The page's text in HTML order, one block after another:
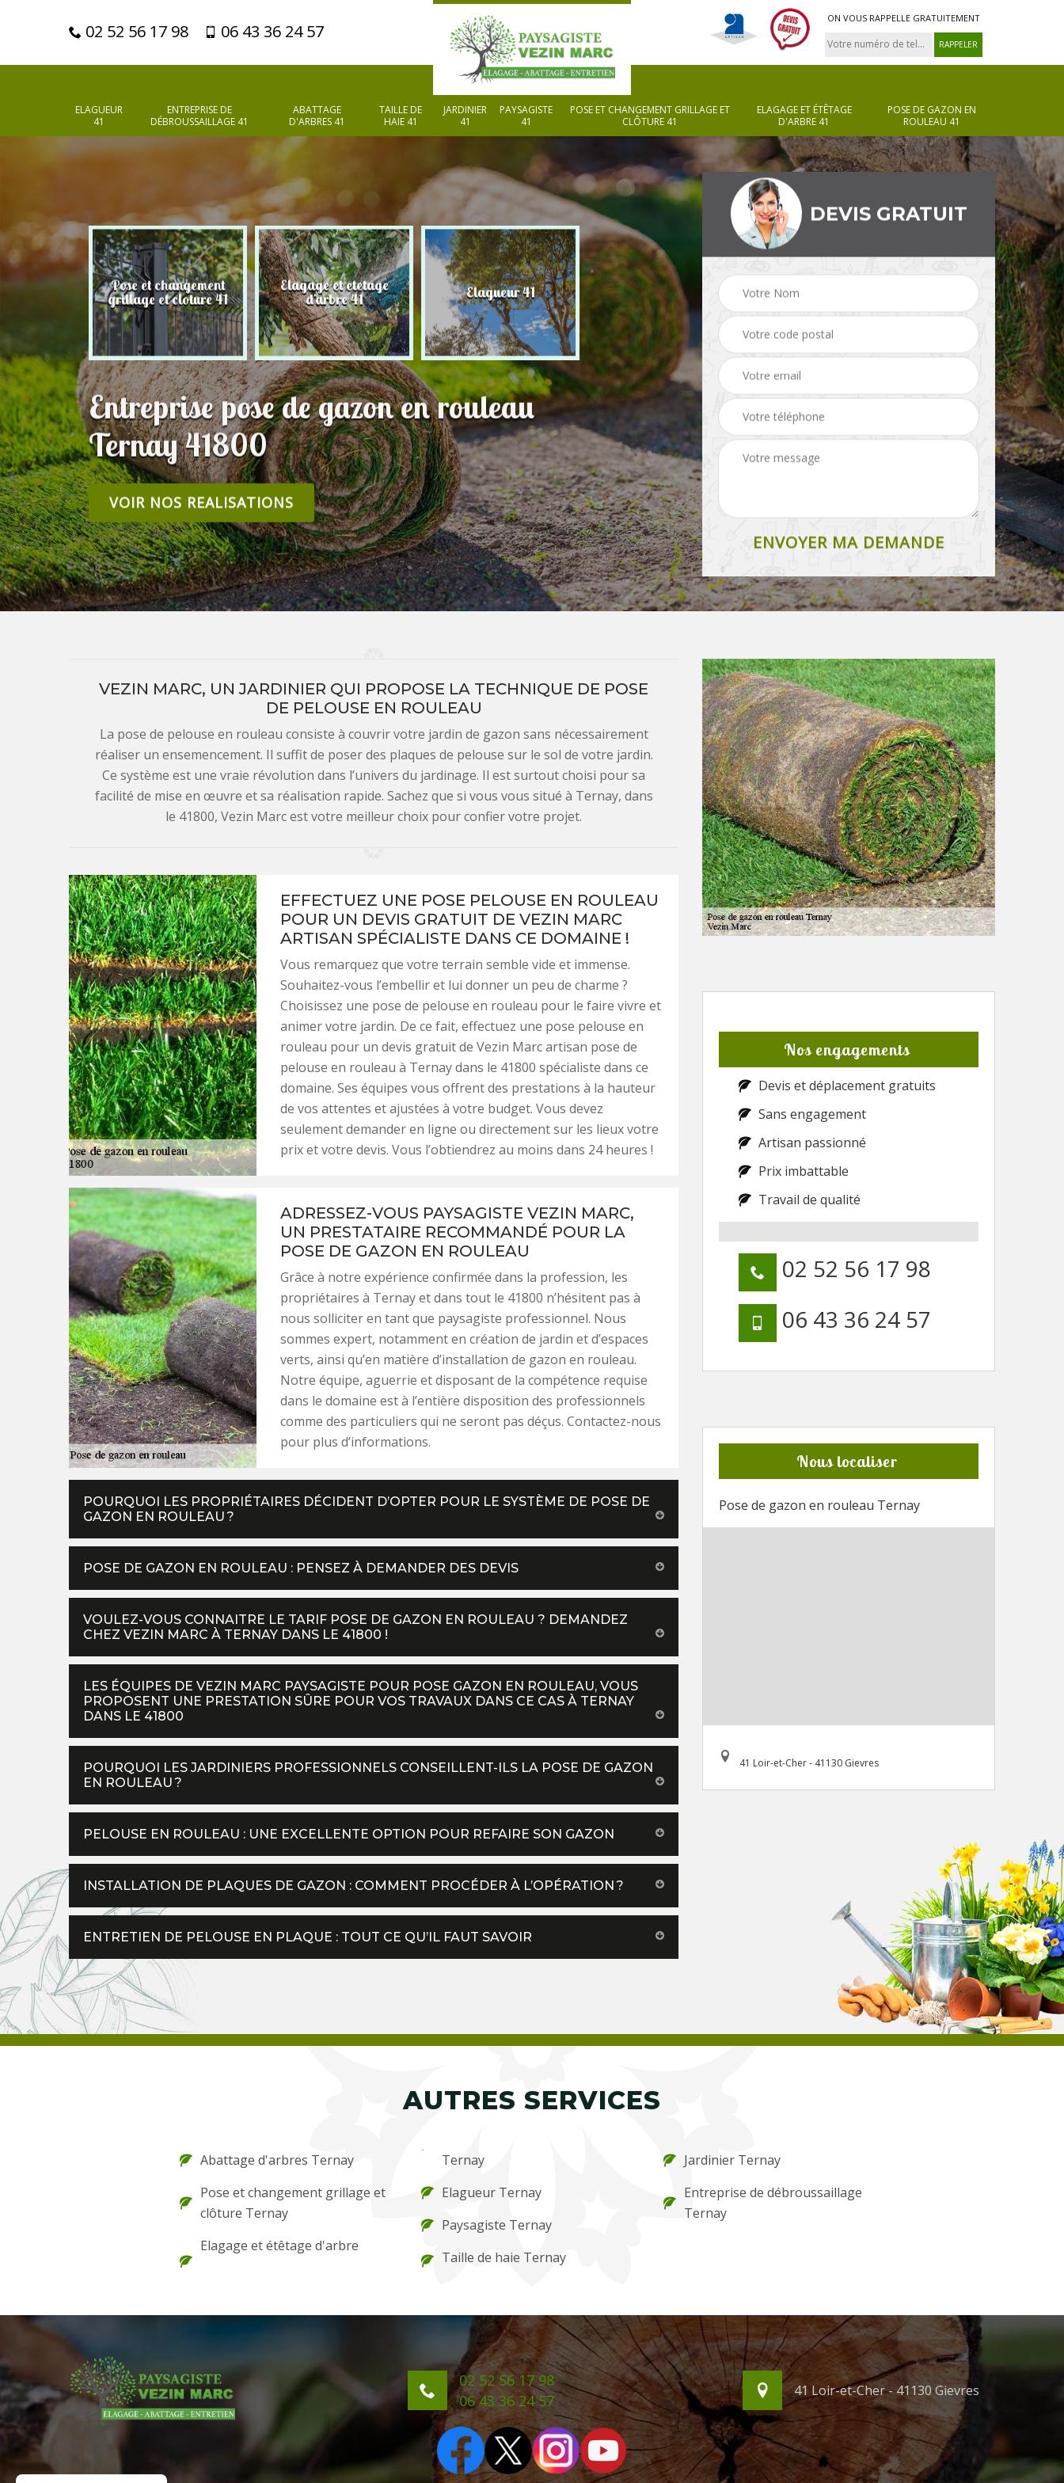
02 52 56 17 98 06 43 36 24 57
ON VOUS RAPPELLE GRATUITEMENT
ELAGUEUR
41
ENTREPRISE DE
DÉBROUSSAILLAGE 41
ABATTAGE
D'ARBRES 41
TAILLE DE
HAIE 41
JARDINIER
41
PAYSAGISTE
41
POSE ET CHANGEMENT GRILLAGE ET
CLÔTURE 41
ELAGAGE ET ÉTÊTAGE
D'ARBRE 41
POSE DE GAZON EN
ROULEAU 41
41 Pose et changement
grillage et cloture 41
Elagage et etetage
d'arbre 41 Elagueur 41 Paysagiste 41 Taille de haie 41
Entreprise pose de gazon en rouleau
Ternay 41800
VOIR NOS REALISATIONS
DEVIS GRATUIT
VEZIN MARC, UN JARDINIER QUI PROPOSE LA TECHNIQUE DE POSE
DE PELOUSE EN ROULEAU
La pose de pelouse en rouleau consiste à couvrir votre jardin de gazon sans nécessairement
réaliser un ensemencement. Il suffit de poser des plaques de pelouse sur le sol de votre jardin.
Ce système est une vraie révolution dans l’univers du jardinage. Il est surtout choisi pour sa
facilité de mise en œuvre et sa réalisation rapide. Sachez que si vous vous situé à Ternay, dans
le 41800, Vezin Marc est votre meilleur choix pour confier votre projet.
EFFECTUEZ UNE POSE PELOUSE EN ROULEAU
POUR UN DEVIS GRATUIT DE VEZIN MARC
ARTISAN SPÉCIALISTE DANS CE DOMAINE !
Vous remarquez que votre terrain semble vide et immense.
Souhaitez-vous l’embellir et lui donner un peu de charme ?
Choisissez une pose de pelouse en rouleau pour le faire vivre et
animer votre jardin. De ce fait, effectuez une pose pelouse en
rouleau pour un devis gratuit de Vezin Marc artisan pose de
pelouse en rouleau à Ternay dans le 41800 spécialiste dans ce
domaine. Ses équipes vous offrent des prestations à la hauteur
de vos attentes et ajustées à votre budget. Vous devez
seulement demander en ligne ou directement sur les lieux votre
prix et votre devis. Vous l’obtiendrez au moins dans 24 heures !
ADRESSEZ-VOUS PAYSAGISTE VEZIN MARC,
UN PRESTATAIRE RECOMMANDÉ POUR LA
POSE DE GAZON EN ROULEAU
Grâce à notre expérience confirmée dans la profession, les
propriétaires à Ternay et dans tout le 41800 n’hésitent pas à
nous solliciter en tant que paysagiste professionnel. Nous
sommes expert, notamment en création de jardin et d’espaces
verts, ainsi qu’en matière d’installation de gazon en rouleau.
Notre équipe, aguerrie et disposant de la compétence requise
dans le domaine est à l’entière disposition des professionnels
comme des particuliers qui ne seront pas déçus. Contactez-nous
pour plus d’informations.
POURQUOI LES PROPRIÉTAIRES DÉCIDENT D’OPTER POUR LE SYSTÈME DE POSE DE
GAZON EN ROULEAU ?
POSE DE GAZON EN ROULEAU : PENSEZ À DEMANDER DES DEVIS
VOULEZ-VOUS CONNAITRE LE TARIF POSE DE GAZON EN ROULEAU ? DEMANDEZ
CHEZ VEZIN MARC À TERNAY DANS LE 41800 !
LES ÉQUIPES DE VEZIN MARC PAYSAGISTE POUR POSE GAZON EN ROULEAU, VOUS
PROPOSENT UNE PRESTATION SÛRE POUR VOS TRAVAUX DANS CE CAS À TERNAY
DANS LE 41800
POURQUOI LES JARDINIERS PROFESSIONNELS CONSEILLENT-ILS LA POSE DE GAZON
EN ROULEAU ?
PELOUSE EN ROULEAU : UNE EXCELLENTE OPTION POUR REFAIRE SON GAZON
INSTALLATION DE PLAQUES DE GAZON : COMMENT PROCÉDER À L’OPÉRATION ?
ENTRETIEN DE PELOUSE EN PLAQUE : TOUT CE QU’IL FAUT SAVOIR
Nos engagements
Devis et déplacement gratuits
Sans engagement
Artisan passionné
Prix imbattable
Travail de qualité
02 52 56 17 98
06 43 36 24 57
Nous localiser
Pose de gazon en rouleau Ternay
41 Loir-et-Cher - 41130 Gievres
AUTRES SERVICES
Abattage d'arbres Ternay
Pose et changement grillage et
clôture Ternay
Elagage et étêtage d'arbre
Ternay
Elagueur Ternay
Paysagiste Ternay
Taille de haie Ternay
Jardinier Ternay
Entreprise de débroussaillage
Ternay
02 52 56 17 98
06 43 36 24 57
41 Loir-et-Cher - 41130 Gievres